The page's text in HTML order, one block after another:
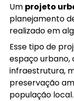
Um projeto
planejamento
realizado em
Esse tipo de
espaço urbano,
infraestrutura,
preservação
população local.